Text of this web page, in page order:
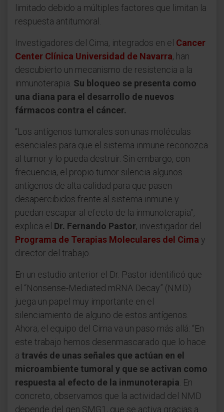
limitado debido a múltiples factores que limitan la
respuesta antitumoral.
Investigadores del Cima, integrados en el Cancer
Center Clínica Universidad de Navarra, han
descubierto un mecanismo de resistencia a la
inmunoterapia. Su bloqueo se presenta como
una diana para el desarrollo de nuevos
fármacos contra el cáncer.
“Los antígenos tumorales son unas moléculas
esenciales para que el sistema inmune reconozca
al tumor y lo pueda destruir. Sin embargo, con
frecuencia, el propio tumor silencia algunos
antígenos de alta calidad para que pasen
desapercibidos frente al sistema inmune y
puedan escapar al efecto de la inmunoterapia”,
explica el Dr. Fernando Pastor, investigador del
Programa de Terapias Moleculares del Cima y
director del trabajo.
En un estudio anterior el Dr. Pastor identificó que
el “Nonsense-Mediated mRNA Decay” (NMD)
juega un papel muy importante en el
silenciamiento de alguno de estos antígenos.
Ahora, el equipo del Cima va un paso más allá: “En
este trabajo hemos desenmascarado que lo hace
a través de unas señales que actúan en el
microambiente tumoral y que se activan como
respuesta al efecto de la inmunoterapia . En
concreto, observamos que la actividad del NMD
depende del gen SMG1, que se activa gracias a